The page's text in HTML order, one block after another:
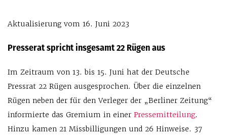
Aktualisierung vom 16. Juni 2023
Presserat spricht insgesamt 22 Rügen aus
Im Zeitraum von 13. bis 15. Juni hat der Deutsche
Pressrat 22 Rügen ausgesprochen. Über die einzelnen
Rügen neben der für den Verleger der „Berliner Zeitung“
informierte das Gremium in einer Pressemitteilung.
Hinzu kamen 21 Missbilligungen und 26 Hinweise. 37